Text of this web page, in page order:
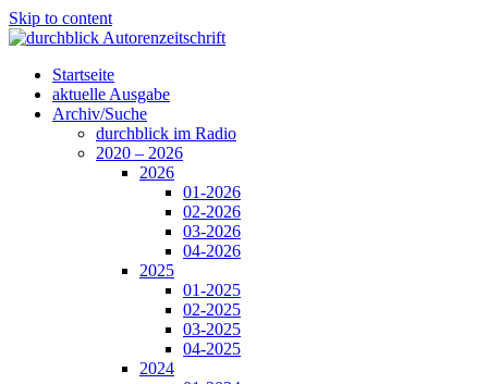
Skip to content
Startseite
aktuelle Ausgabe
Archiv/Suche
durchblick im Radio
2020 – 2026
2026
01-2026
02-2026
03-2026
04-2026
2025
01-2025
02-2025
03-2025
04-2025
2024